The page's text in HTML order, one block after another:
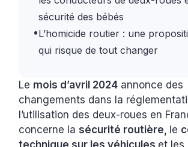
sécurité des bébés
•L’homicide routier : une
qui risque de tout changer
Le mois d’avril 2024 annonce des
changements dans la
l’utilisation des deux-roues en
concerne lasécurité routière, le
technique sur les véhicules et les